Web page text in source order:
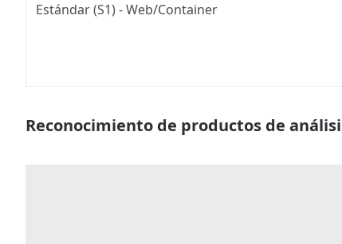
Estándar (S1) - Web/Container
Reconocimiento de productos de